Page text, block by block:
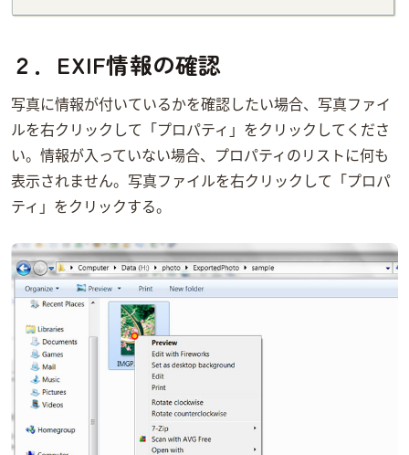
２．EXIF情報の確認
写真にEXIF情報が付いているかを確認したい場合、写真ファイ
ルを右クリックして「プロパティ」をクリックしてくださ
い。EXIF情報が入っていない場合、プロパティのリストに何も
表示されません。写真ファイルを右クリックして「プロパ
ティ」をクリックする。